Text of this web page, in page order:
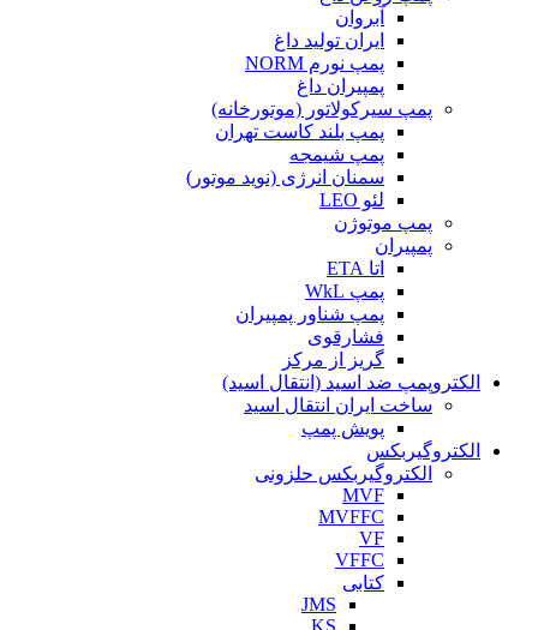
آبروان
ایران تولید داغ
پمپ نورم NORM
پمپیران داغ
پمپ سیرکولاتور (موتورخانه)
پمپ بلند کاست تهران
پمپ شیمجه
سمنان انرژی (نوید موتور)
لئو LEO
پمپ موتوژن
پمپیران
اتا ETA
پمپ WkL
پمپ شناور پمپیران
فشارقوی
گریز از مرکز
الکتروپمپ ضد اسید (انتقال اسید)
ساخت ایران انتقال اسید
پویش پمپ
الکتروگیربکس
الکتروگیربکس حلزونی
MVF
MVFFC
VF
VFFC
کتابی
JMS
KS